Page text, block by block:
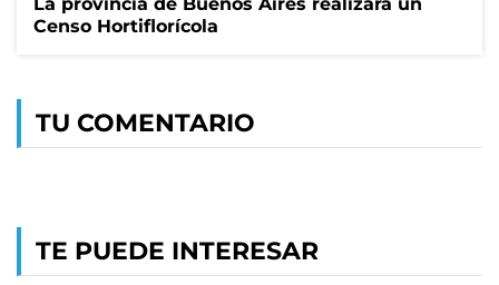
Censo Hortiflorícola
TU COMENTARIO
TE PUEDE INTERESAR